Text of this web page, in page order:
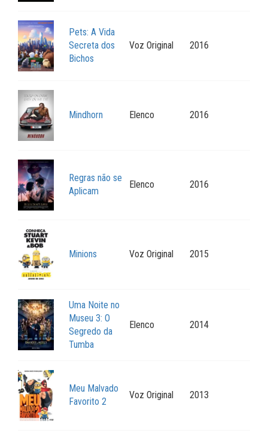
Pets: A Vida
Secreta dos
Bichos
Voz Original 2016
Mindhorn Elenco 2016
Regras não se
Aplicam
Elenco 2016
Minions Voz Original 2015
Uma Noite no
Museu 3: O
Segredo da
Tumba
Elenco 2014
Meu Malvado
Favorito 2
Voz Original 2013